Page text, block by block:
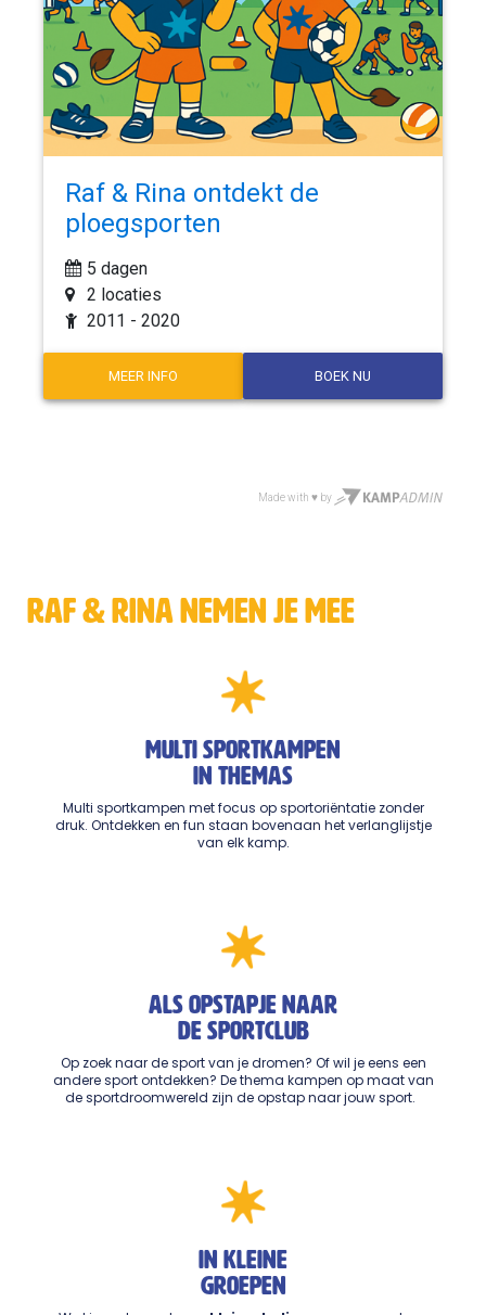
raf & rina nemen je mee
Multi sportkampen
in themas
Multi sportkampen met focus op sportoriëntatie zonder
druk. Ontdekken en fun staan bovenaan het verlanglijstje
van elk kamp.
als opstapje naar
de sportclub
Op zoek naar de sport van je dromen? Of wil je eens een
andere sport ontdekken? De thema kampen op maat van
de sportdroomwereld zijn de opstap naar jouw sport.
in kleine
groepen